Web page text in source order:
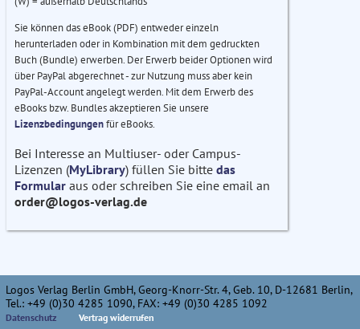
Sie können das eBook (PDF) entweder einzeln
herunterladen oder in Kombination mit dem gedruckten
Buch (Bundle) erwerben. Der Erwerb beider Optionen wird
über PayPal abgerechnet - zur Nutzung muss aber kein
PayPal-Account angelegt werden. Mit dem Erwerb des
eBooks bzw. Bundles akzeptieren Sie unsere
Lizenzbedingungenfür eBooks.
Bei Interesse an Multiuser- oder Campus-
Lizenzen (MyLibrary) füllen Sie bitte das
Formular aus oder schreiben Sie eine email an
order@logos-verlag.de
Logos Verlag Berlin GmbH, Georg-Knorr-Str. 4, Geb. 10, D-12681 Berlin,
Tel.: +49 (0)30 4285 1090, FAX: +49 (0)30 4285 1092
Datenschutz Vertrag widerrufen